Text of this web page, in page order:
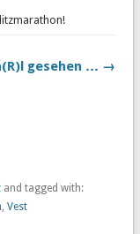
gesehen … →
and tagged with:
, Vest